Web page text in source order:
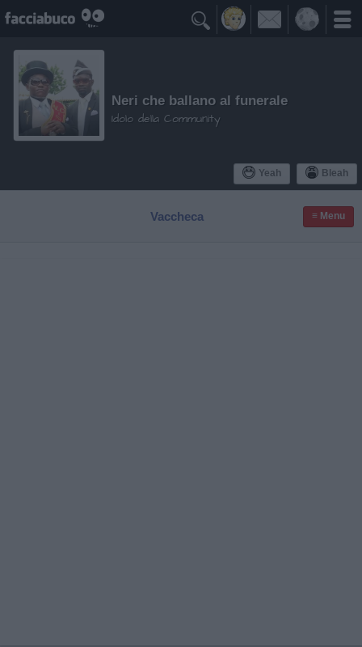

Yeah Bleah
Neri che ballano al funerale
Idolo della Community
Vaccheca ≡ Menu